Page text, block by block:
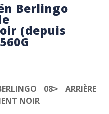
Berlingo
(depuis
08> ARRIÈRE
NOIR